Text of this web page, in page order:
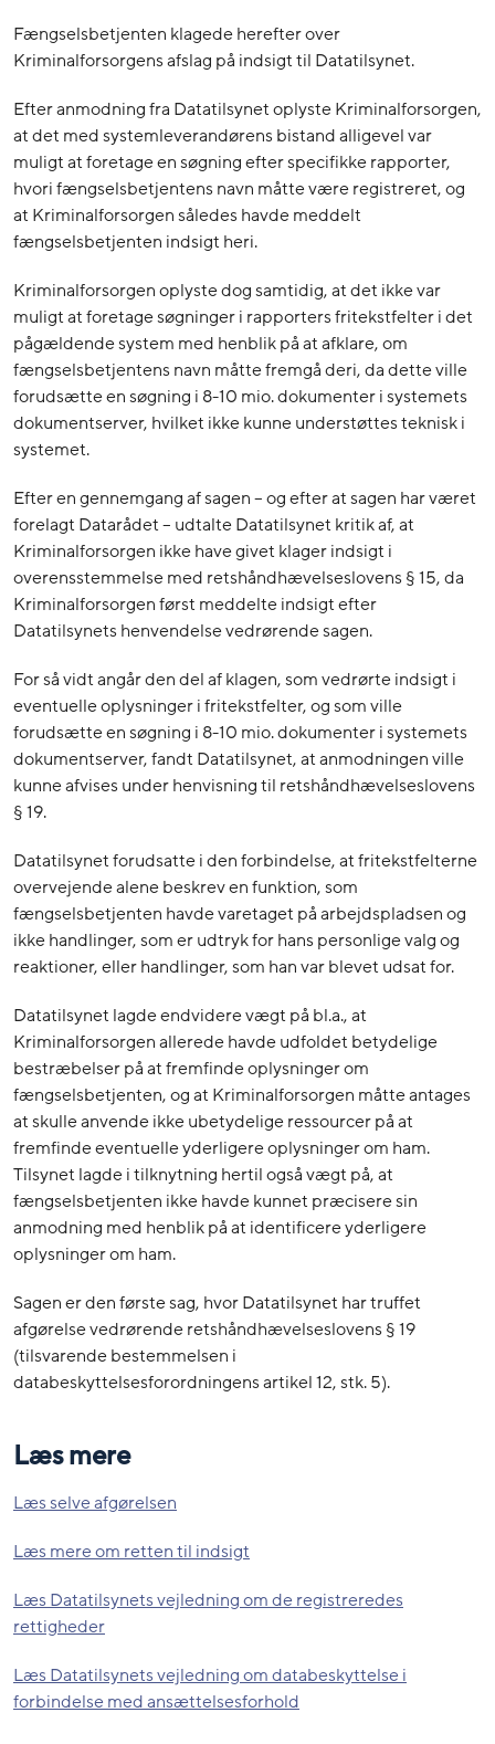
Fængselsbetjenten klagede herefter over
Kriminalforsorgens afslag på indsigt til Datatilsynet.
Efter anmodning fra Datatilsynet oplyste Kriminalforsorgen,
at det med systemleverandørens bistand alligevel var
muligt at foretage en søgning efter specifikke rapporter,
hvori fængselsbetjentens navn måtte være registreret, og
at Kriminalforsorgen således havde meddelt
fængselsbetjenten indsigt heri.
Kriminalforsorgen oplyste dog samtidig, at det ikke var
muligt at foretage søgninger i rapporters fritekstfelter i det
pågældende system med henblik på at afklare, om
fængselsbetjentens navn måtte fremgå deri, da dette ville
forudsætte en søgning i 8-10 mio. dokumenter i systemets
dokumentserver, hvilket ikke kunne understøttes teknisk i
systemet.
Efter en gennemgang af sagen – og efter at sagen har været
forelagt Datarådet – udtalte Datatilsynet kritik af, at
Kriminalforsorgen ikke have givet klager indsigt i
overensstemmelse med retshåndhævelseslovens § 15, da
Kriminalforsorgen først meddelte indsigt efter
Datatilsynets henvendelse vedrørende sagen.
For så vidt angår den del af klagen, som vedrørte indsigt i
eventuelle oplysninger i fritekstfelter, og som ville
forudsætte en søgning i 8-10 mio. dokumenter i systemets
dokumentserver, fandt Datatilsynet, at anmodningen ville
kunne afvises under henvisning til retshåndhævelseslovens
§ 19.
Datatilsynet forudsatte i den forbindelse, at fritekstfelterne
overvejende alene beskrev en funktion, som
fængselsbetjenten havde varetaget på arbejdspladsen og
ikke handlinger, som er udtryk for hans personlige valg og
reaktioner, eller handlinger, som han var blevet udsat for.
Datatilsynet lagde endvidere vægt på bl.a., at
Kriminalforsorgen allerede havde udfoldet betydelige
bestræbelser på at fremfinde oplysninger om
fængselsbetjenten, og at Kriminalforsorgen måtte antages
at skulle anvende ikke ubetydelige ressourcer på at
fremfinde eventuelle yderligere oplysninger om ham.
Tilsynet lagde i tilknytning hertil også vægt på, at
fængselsbetjenten ikke havde kunnet præcisere sin
anmodning med henblik på at identificere yderligere
oplysninger om ham.
Sagen er den første sag, hvor Datatilsynet har truffet
afgørelse vedrørende retshåndhævelseslovens § 19
(tilsvarende bestemmelsen i
databeskyttelsesforordningens artikel 12, stk. 5).
Læs mere
Læs selve afgørelsen
Læs mere om retten til indsigt
Læs Datatilsynets vejledning om de registreredes
rettigheder
Læs Datatilsynets vejledning om databeskyttelse i
forbindelse med ansættelsesforhold